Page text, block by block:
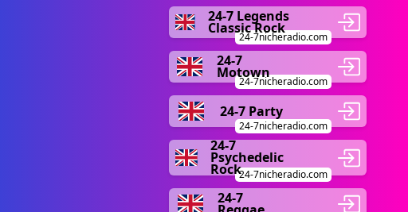
24-7 Legends
Classic Rock
24-7nicheradio.com
24-7
Motown
24-7nicheradio.com
24-7 Party
24-7nicheradio.com
24-7
Psychedelic
Rock24-7nicheradio.com
24-7